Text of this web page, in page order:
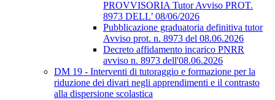
PROVVISORIA Tutor Avviso PROT.
8973 DELL’ 08/06/2026
Pubblicazione graduatoria definitiva tutor
Avviso prot. n. 8973 del 08.06.2026
Decreto affidamento incarico PNRR
avviso n. 8973 dell'08.06.2026
DM 19 - Interventi di tutoraggio e formazione per la
riduzione dei divari negli apprendimenti e il contrasto
alla dispersione scolastica